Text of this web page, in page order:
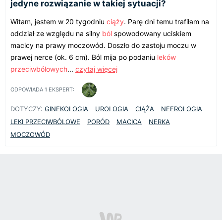
jedyne rozwiązanie w takiej sytuacji?
Witam, jestem w 20 tygodniu ciąży. Parę dni temu trafiłam na
oddział ze względu na silny ból spowodowany uciskiem
macicy na prawy moczowód. Doszło do zastoju moczu w
prawej nerce (ok. 6 cm). Ból mija po podaniu leków
przeciwbólowych... czytaj więcej
ODPOWIADA 1 EKSPERT:
DOTYCZY: GINEKOLOGIA UROLOGIA CIĄŻA
NEFROLOGIA
LEKI PRZECIWBÓLOWE
PORÓD MACICA
NERKA
MOCZOWÓD